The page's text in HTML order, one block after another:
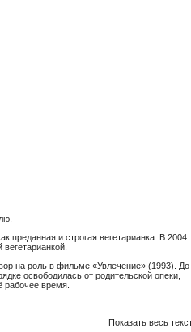
преданная и строгая вегетарианка. В 2004
на роль в фильме «Увлечение» (1993). До
освободилась от родительской опеки,
рабочее время.
Показать весь